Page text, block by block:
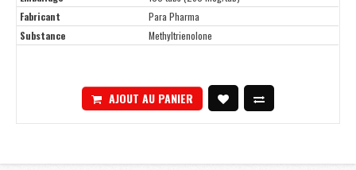
Fabricant
Para Pharma
Substance
Methyltrienolone
AJOUT AU PANIER